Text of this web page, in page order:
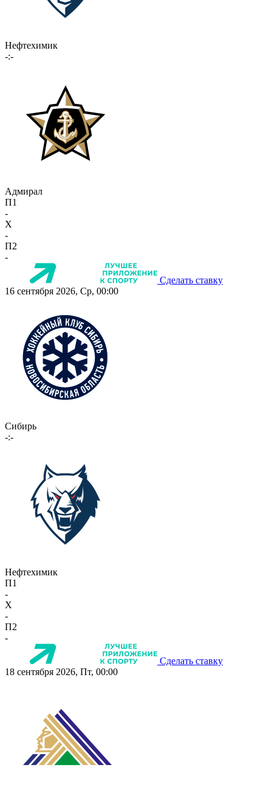
Нефтехимик
-:-
Адмирал
П1
-
X
-
П2
-
Сделать ставку
16 сентября 2026, Ср, 00:00
Сибирь
-:-
Нефтехимик
П1
-
X
-
П2
-
Сделать ставку
18 сентября 2026, Пт, 00:00